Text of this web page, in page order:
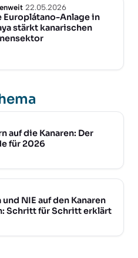
22.05.2026
Europlátano-Anlage in
stärkt kanarischen
auf die Kanaren: Der
für 2026
NIE auf den Kanaren
Schritt für Schritt erklärt